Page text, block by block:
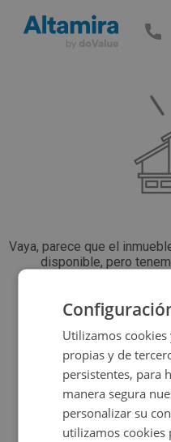
Vaya, parece que el
disponible, pero
Utilizamos
propias y de
persistentes, para
manera segura
personalizar su
utilizamos